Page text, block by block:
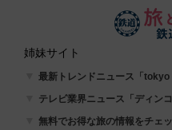
姉妹サイト
最新トレンドニュース「tokyo
テレビ業界ニュース「ディン
無料でお得な旅の情報をチェ